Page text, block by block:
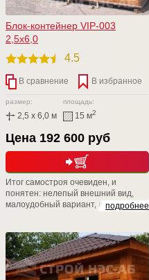
Блок-контейнер VIP-003
2,5х6,0
4.5
В сравнение В избранное
размер:
2,5 x 6,0 м
площадь:
15 м2
Цена 192 600 руб
подробнее
Итог самостроя очевиден, и
понятен: нелепый внешний вид,
малоудобный вариант, кустарная
драгоценное время на то, чтобы
возводить своими руками не пойми
что. Доверьтесь профессионалам
из компании СТРОЙ НЭСАБ-н - и